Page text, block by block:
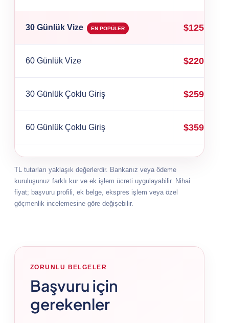
30 Günlük Vize EN POPÜLER $125
60 Günlük Vize $220
30 Günlük Çoklu Giriş $259
60 Günlük Çoklu Giriş $359
TL tutarları yaklaşık değerlerdir. Bankanız veya ödeme
kuruluşunuz farklı kur ve ek işlem ücreti uygulayabilir. Nihai
fiyat; başvuru profili, ek belge, ekspres işlem veya özel
göçmenlik incelemesine göre değişebilir.
ZORUNLU BELGELER
Başvuru için
gerekenler